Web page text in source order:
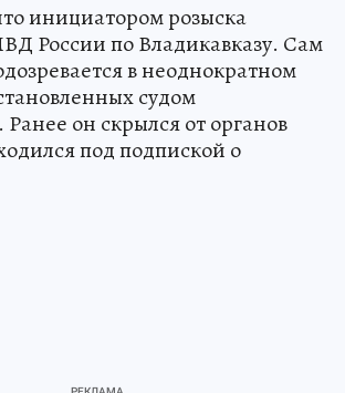
инициатором розыска
России по Владикавказу. Сам
в неоднократном
судом
он скрылся от органов
под подпиской о